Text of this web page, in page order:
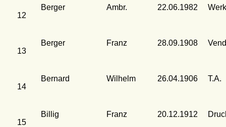
12
Berger Ambr. 22.06.1982
13
Berger Franz 28.09.1908
14
Bernard Wilhelm 26.04.1906 T.A.
15
Billig Franz 20.12.1912